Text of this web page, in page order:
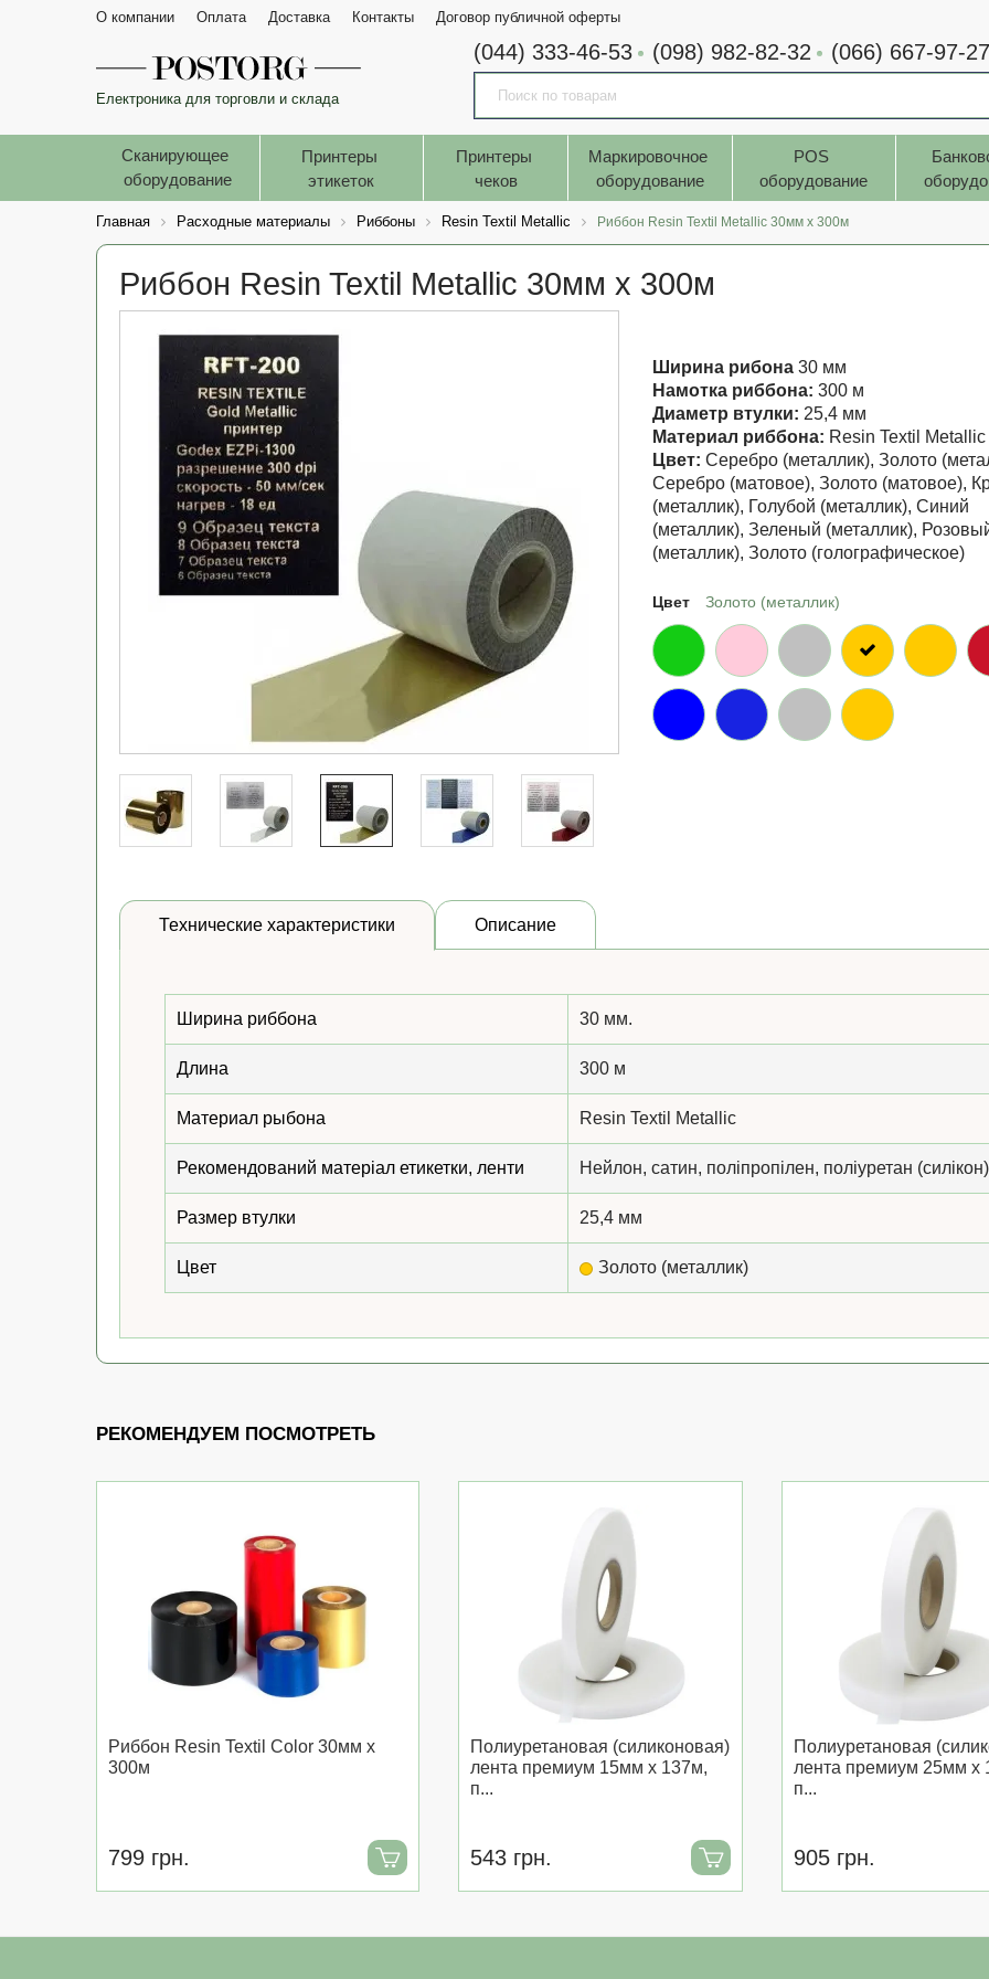
О компании Оплата Доставка Контакты Договор публичной оферты
Електроника для торговли и склада
(044) 333-46-53 (098) 982-82-32 (066) 667-97-27
Сканирующее
оборудование
Принтеры
этикеток
Принтеры
чеков
Маркировочное
оборудование
POS
оборудование
Главная Расходные материалы Риббоны Resin Textil Metallic Риббон Resin Textil Metallic 30мм x 300м
Риббон Resin Textil Metallic 30мм x 300м
Ширина рибона30 мм
Намотка риббона: 300 м
Диаметр втулки: 25,4 мм
Материал риббона: Resin Textil Metallic
Цвет: Серебро (металлик), Золото
Серебро (матовое), Золото (матовое),
(металлик), Голубой (металлик), Синий
(металлик), Зеленый (металлик),
(металлик), Золото (голографическое)
Цвет Золото (металлик)
Технические характеристики Описание
Ширина риббона 30 мм.
Длина 300 м
Материал рыбона Resin Textil Metallic
Рекомендований матеріал етикетки, ленти Нейлон, сатин, поліпропілен, поліуретан
Размер втулки 25,4 мм
Цвет Золото (металлик)
РЕКОМЕНДУЕМ ПОСМОТРЕТЬ
Риббон Resin Textil Color 30мм x
300м
799 грн.
Полиуретановая (силиконовая)
лента премиум 15мм x 137м,
п...
543 грн.
Полиуретановая
лента премиум 25мм x
п...
905 грн.